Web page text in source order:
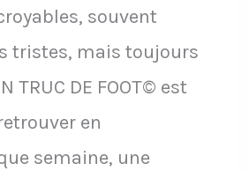
souvent
tristes, mais toujours
TRUC DE FOOT© est
en
semaine, une